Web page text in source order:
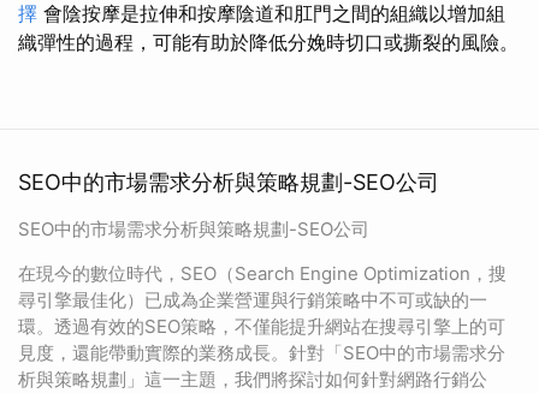
擇 會陰按摩是拉伸和按摩陰道和肛門之間的組織以增加組
織彈性的過程，可能有助於降低分娩時切口或撕裂的風險。
SEO中的市場需求分析與策略規劃-SEO公司
SEO中的市場需求分析與策略規劃-SEO公司
在現今的數位時代，SEO（Search Engine Optimization，搜
尋引擎最佳化）已成為企業營運與行銷策略中不可或缺的一
環。透過有效的SEO策略，不僅能提升網站在搜尋引擎上的可
見度，還能帶動實際的業務成長。針對「SEO中的市場需求分
析與策略規劃」這一主題，我們將探討如何針對網路行銷公